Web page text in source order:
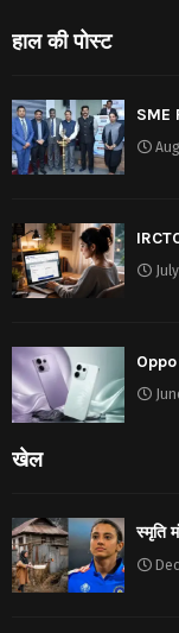
हाल की पोस्ट
SME
खेल
स्मृति